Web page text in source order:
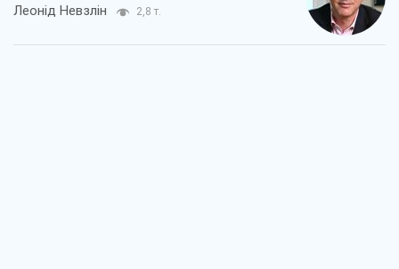
Леонід Невзлін 2,8 т.